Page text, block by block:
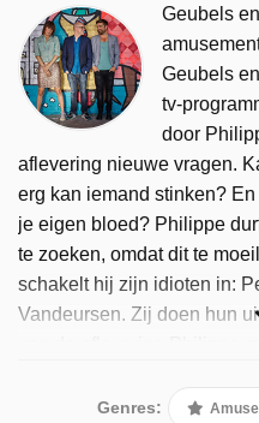
Geubels
Geubels
tv-
door
aflevering nieuwe vragen.
erg kan iemand stinken?
je eigen bloed? Philippe
te zoeken, omdat dit te
schakelt hij zijn idioten in:
Vandeursen. Zij doen hun
stellen verschillende
Genres: